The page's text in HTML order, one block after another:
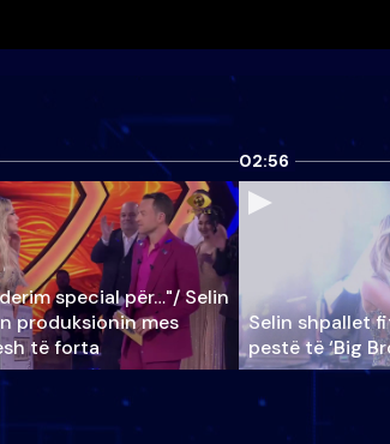
special për…"/ Selin
produksionin mes
të forta
02:56
Selin shpallet
pestë të ‘Big